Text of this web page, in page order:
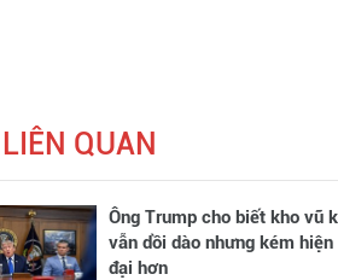
QUAN
Ông Trump cho biết kho vũ
vẫn dồi dào nhưng kém hiện
đại hơn